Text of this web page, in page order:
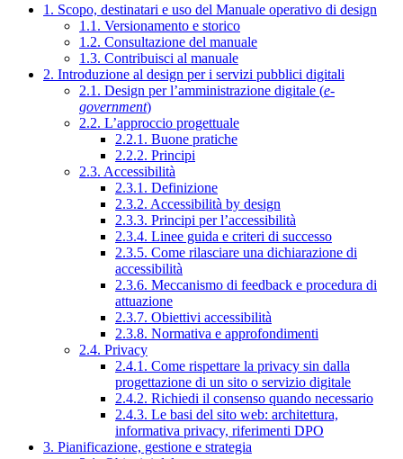
1. Scopo, destinatari e uso del Manuale operativo di design
1.1. Versionamento e storico
1.2. Consultazione del manuale
1.3. Contribuisci al manuale
2. Introduzione al design per i servizi pubblici digitali
2.1. Design per l’amministrazione digitale (e-
government)
2.2. L’approccio progettuale
2.2.1. Buone pratiche
2.2.2. Principi
2.3. Accessibilità
2.3.1. Definizione
2.3.2. Accessibilità by design
2.3.3. Principi per l’accessibilità
2.3.4. Linee guida e criteri di successo
2.3.5. Come rilasciare una dichiarazione di
accessibilità
2.3.6. Meccanismo di feedback e procedura di
attuazione
2.3.7. Obiettivi accessibilità
2.3.8. Normativa e approfondimenti
2.4. Privacy
2.4.1. Come rispettare la privacy sin dalla
progettazione di un sito o servizio digitale
2.4.2. Richiedi il consenso quando necessario
2.4.3. Le basi del sito web: architettura,
informativa privacy, riferimenti DPO
3. Pianificazione, gestione e strategia